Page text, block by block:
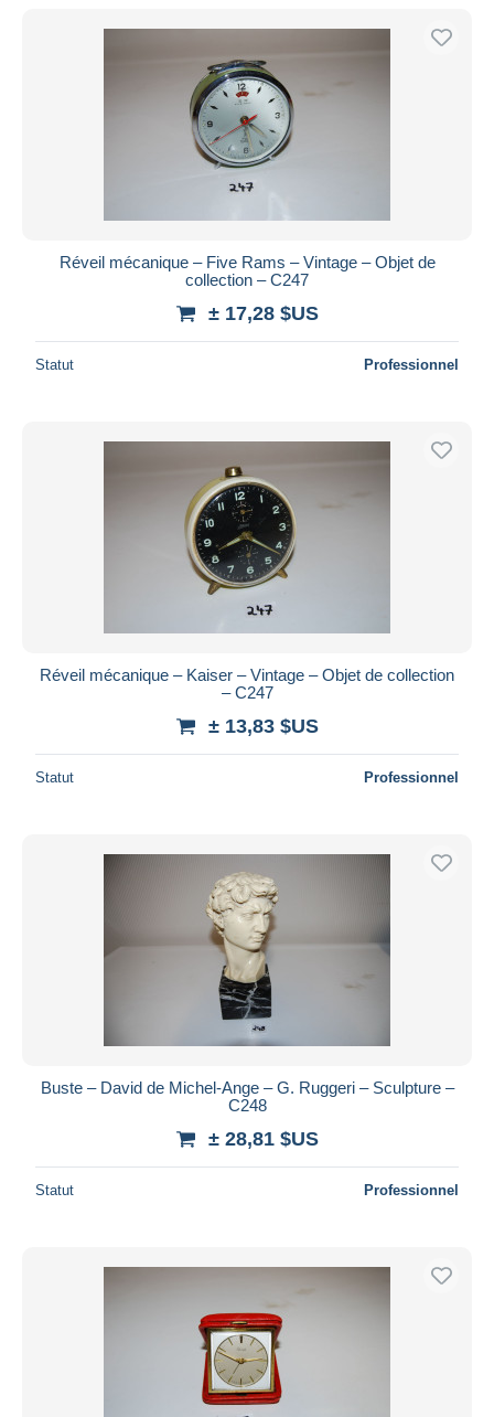
Réveil mécanique – Five Rams – Vintage – Objet de
collection – C247
± 17,28 $US
Statut Professionnel
Réveil mécanique – Kaiser – Vintage – Objet de collection
– C247
± 13,83 $US
Statut Professionnel
Buste – David de Michel-Ange – G. Ruggeri – Sculpture –
C248
± 28,81 $US
Statut Professionnel